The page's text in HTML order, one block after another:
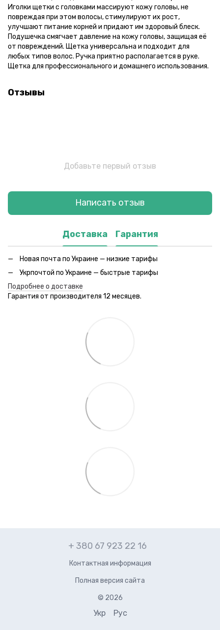
Иголки щетки с головками массируют кожу головы, не
повреждая при этом волосы, стимулируют их рост,
улучшают питание корней и придают им здоровый блеск.
Подушечка смягчает давление на кожу головы, защищая её
от повреждений. Щетка универсальна и подходит для
любых типов волос. Ручка приятно располагается в руке.
Щетка для профессионального и домашнего использования.
Отзывы
Добавьте первый отзыв
Написать отзыв
Доставка Гарантия
Новая почта по Украине — низкие тарифы
Укрпочтой по Украине — быстрые тарифы
Подробнее о доставке
Гарантия от производителя 12 месяцев.
+ 380 67 923 22 16
Контактная информация
Полная версия сайта
© 2026
Укр Рус